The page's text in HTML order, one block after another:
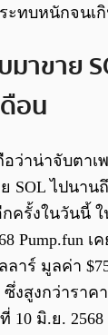
ะทบหนักจนเ
าขาย
อน
ว่าน่าจับตาเ
SOL ไปนาน
ครั้งในวันนี้
Pump.fun เ
ลาร์ มูลค่า
งสูงกว่าราค
10 มิ.ย. 2568